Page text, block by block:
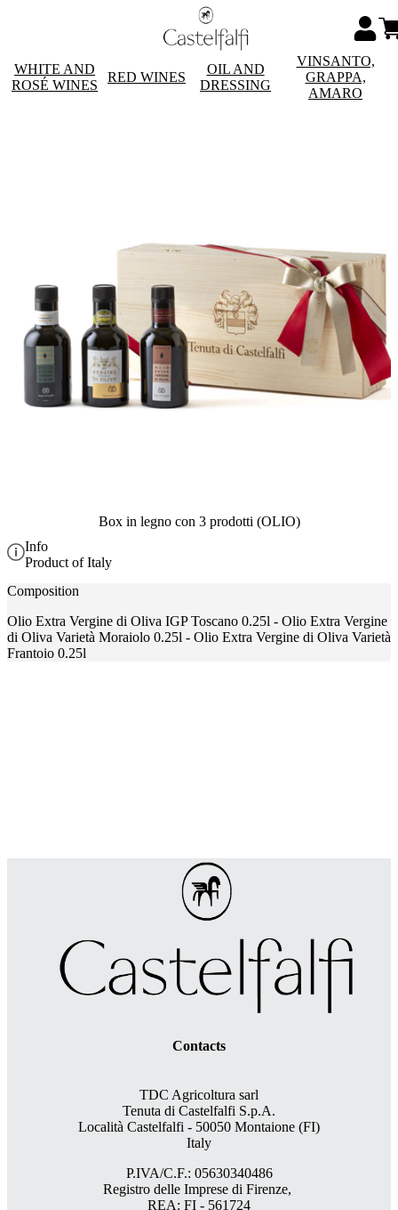
WHITE AND
ROSÉ WINES
RED WINES
OIL AND
DRESSING
VINSANTO,
GRAPPA,
AMARO
Box in legno con 3 prodotti (OLIO)
Info
Product of Italy
Composition
Olio Extra Vergine di Oliva IGP Toscano 0.25l - Olio Extra Vergine
di Oliva Varietà Moraiolo 0.25l - Olio Extra Vergine di Oliva Varietà
Frantoio 0.25l
Contacts
TDC Agricoltura sarl
Tenuta di Castelfalfi S.p.A.
Località Castelfalfi - 50050 Montaione (FI)
Italy
P.IVA/C.F.: 05630340486
Registro delle Imprese di Firenze,
REA: FI - 561724